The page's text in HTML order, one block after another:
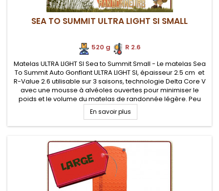
SEA TO SUMMIT ULTRA LIGHT SI SMALL
520 g
R 2.6
Matelas ULTRA LIGHT SI Sea to Summit Small - Le matelas Sea
To Summit Auto Gonflant ULTRA LIGHT SI, épaisseur 2.5 cm et
R-Value 2.6 utilisable sur 3 saisons, technologie Delta Core V
avec une mousse à alvéoles ouvertes pour minimiser le
poids et le volume du matelas de randonnée légère. Peu
encombrant pour votre sac à dos et excellent rapport...
En savoir plus